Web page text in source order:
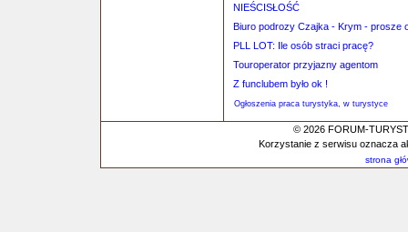
NIEŚCISŁOŚĆ
Biuro podrozy Czajka - Krym - prosze
PLL LOT: Ile osób straci pracę?
Touroperator przyjazny agentom
Z funclubem było ok !
Ogłoszenia praca turystyka, w turystyce
© 2026 FORUM-
Korzystanie z serwisu oznacza
strona